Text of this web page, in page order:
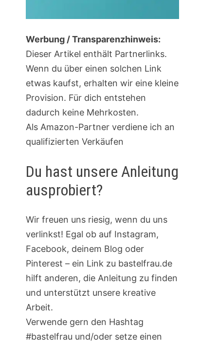
Werbung / Transparenzhinweis:
Dieser Artikel enthält Partnerlinks.
Wenn du über einen solchen Link
etwas kaufst, erhalten wir eine kleine
Provision. Für dich entstehen
dadurch keine Mehrkosten.
Als Amazon-Partner verdiene ich an
qualifizierten Verkäufen
Du hast unsere Anleitung
ausprobiert?
Wir freuen uns riesig, wenn du uns
verlinkst! Egal ob auf Instagram,
Facebook, deinem Blog oder
Pinterest – ein Link zu bastelfrau.de
hilft anderen, die Anleitung zu finden
und unterstützt unsere kreative
Arbeit.
Verwende gern den Hashtag
#bastelfrau und/oder setze einen